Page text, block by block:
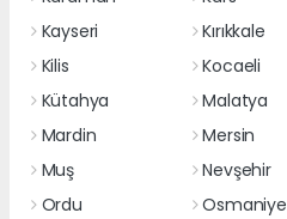
Kayseri
Kırıkkale
Kilis
Kocaeli
Kütahya
Malatya
Mardin
Mersin
Muş
Nevşehir
Ordu
Osmaniye